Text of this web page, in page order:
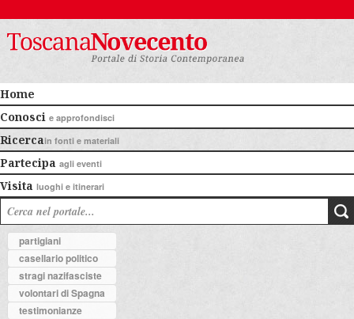
Home
Conosci e approfondisci
Ricercain fonti e materiali
Partecipa agli eventi
Visita luoghi e itinerari
partigiani
casellario politico
stragi nazifasciste
volontari di Spagna
testimonianze